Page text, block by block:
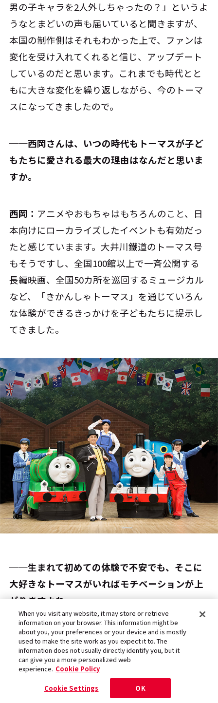
男の子キャラを2人外しちゃったの？」というよ
うなとまどいの声も届いていると聞きますが、
本国の制作側はそれもわかった上で、ファンは
変化を受け入れてくれると信じ、アップデート
しているのだと思います。これまでも時代とと
もに大きな変化を繰り返しながら、今のトーマ
スになってきましたので。
──西岡さんは、いつの時代もトーマスが子ど
もたちに愛される最大の理由はなんだと思いま
すか。
西岡： アニメやおもちゃはもちろんのこと、日
本向けにローカライズしたイベントも有効だっ
たと感じていまます。大井川鐵道のトーマス号
もそうですし、全国100館以上で一斉公開する
長編映画、全国50カ所を巡回するミュージカル
など、「きかんしゃトーマス」を通じていろん
な体験ができるきっかけを子どもたちに提示し
てきました。
──生まれて初めての体験で不安でも、そこに
大好きなトーマスがいればモチベーションが上
がりますよね。
西岡：まさにそうなんです。そう言えば、「き
かんしゃトーマス」のオムツも作っているんで
すよ。「トーマスなら履く」という声にお応え
して、トイザらス限定で販売しています。トー
When you visit any website, it may store or retrieve
information on your browser. This information might be
about you, your preferences or your device and is mostly
used to make the site work as you expect it to. The
information does not usually directly identify you, but it
can give you a more personalized web
experience. Cookie Policy
Cookie Settings OK